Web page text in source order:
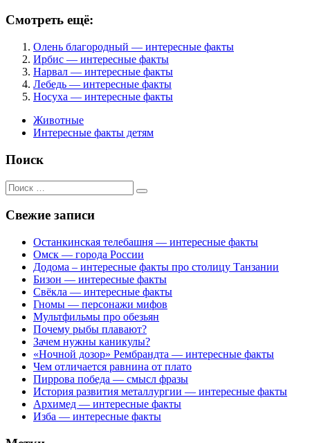
Смотреть ещё:
Олень благородный — интересные факты
Ирбис — интересные факты
Нарвал — интересные факты
Лебедь — интересные факты
Носуха — интересные факты
Животные
Интересные факты детям
Поиск
Поиск
для:
Свежие записи
Останкинская телебашня — интересные факты
Омск — города России
Додома – интересные факты про столицу Танзании
Бизон — интересные факты
Свёкла — интересные факты
Гномы — персонажи мифов
Мультфильмы про обезьян
Почему рыбы плавают?
Зачем нужны каникулы?
«Ночной дозор» Рембрандта — интересные факты
Чем отличается равнина от плато
Пиррова победа — смысл фразы
История развития металлургии — интересные факты
Архимед — интересные факты
Изба — интересные факты